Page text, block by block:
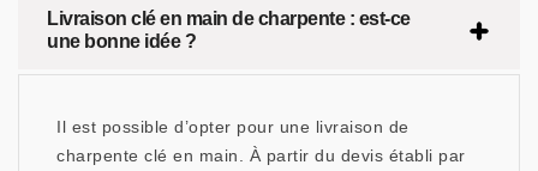
Livraison clé en main de charpente : est-ce
une bonne idée ?
Il est possible d’opter pour une livraison de
charpente clé en main. À partir du devis établi par